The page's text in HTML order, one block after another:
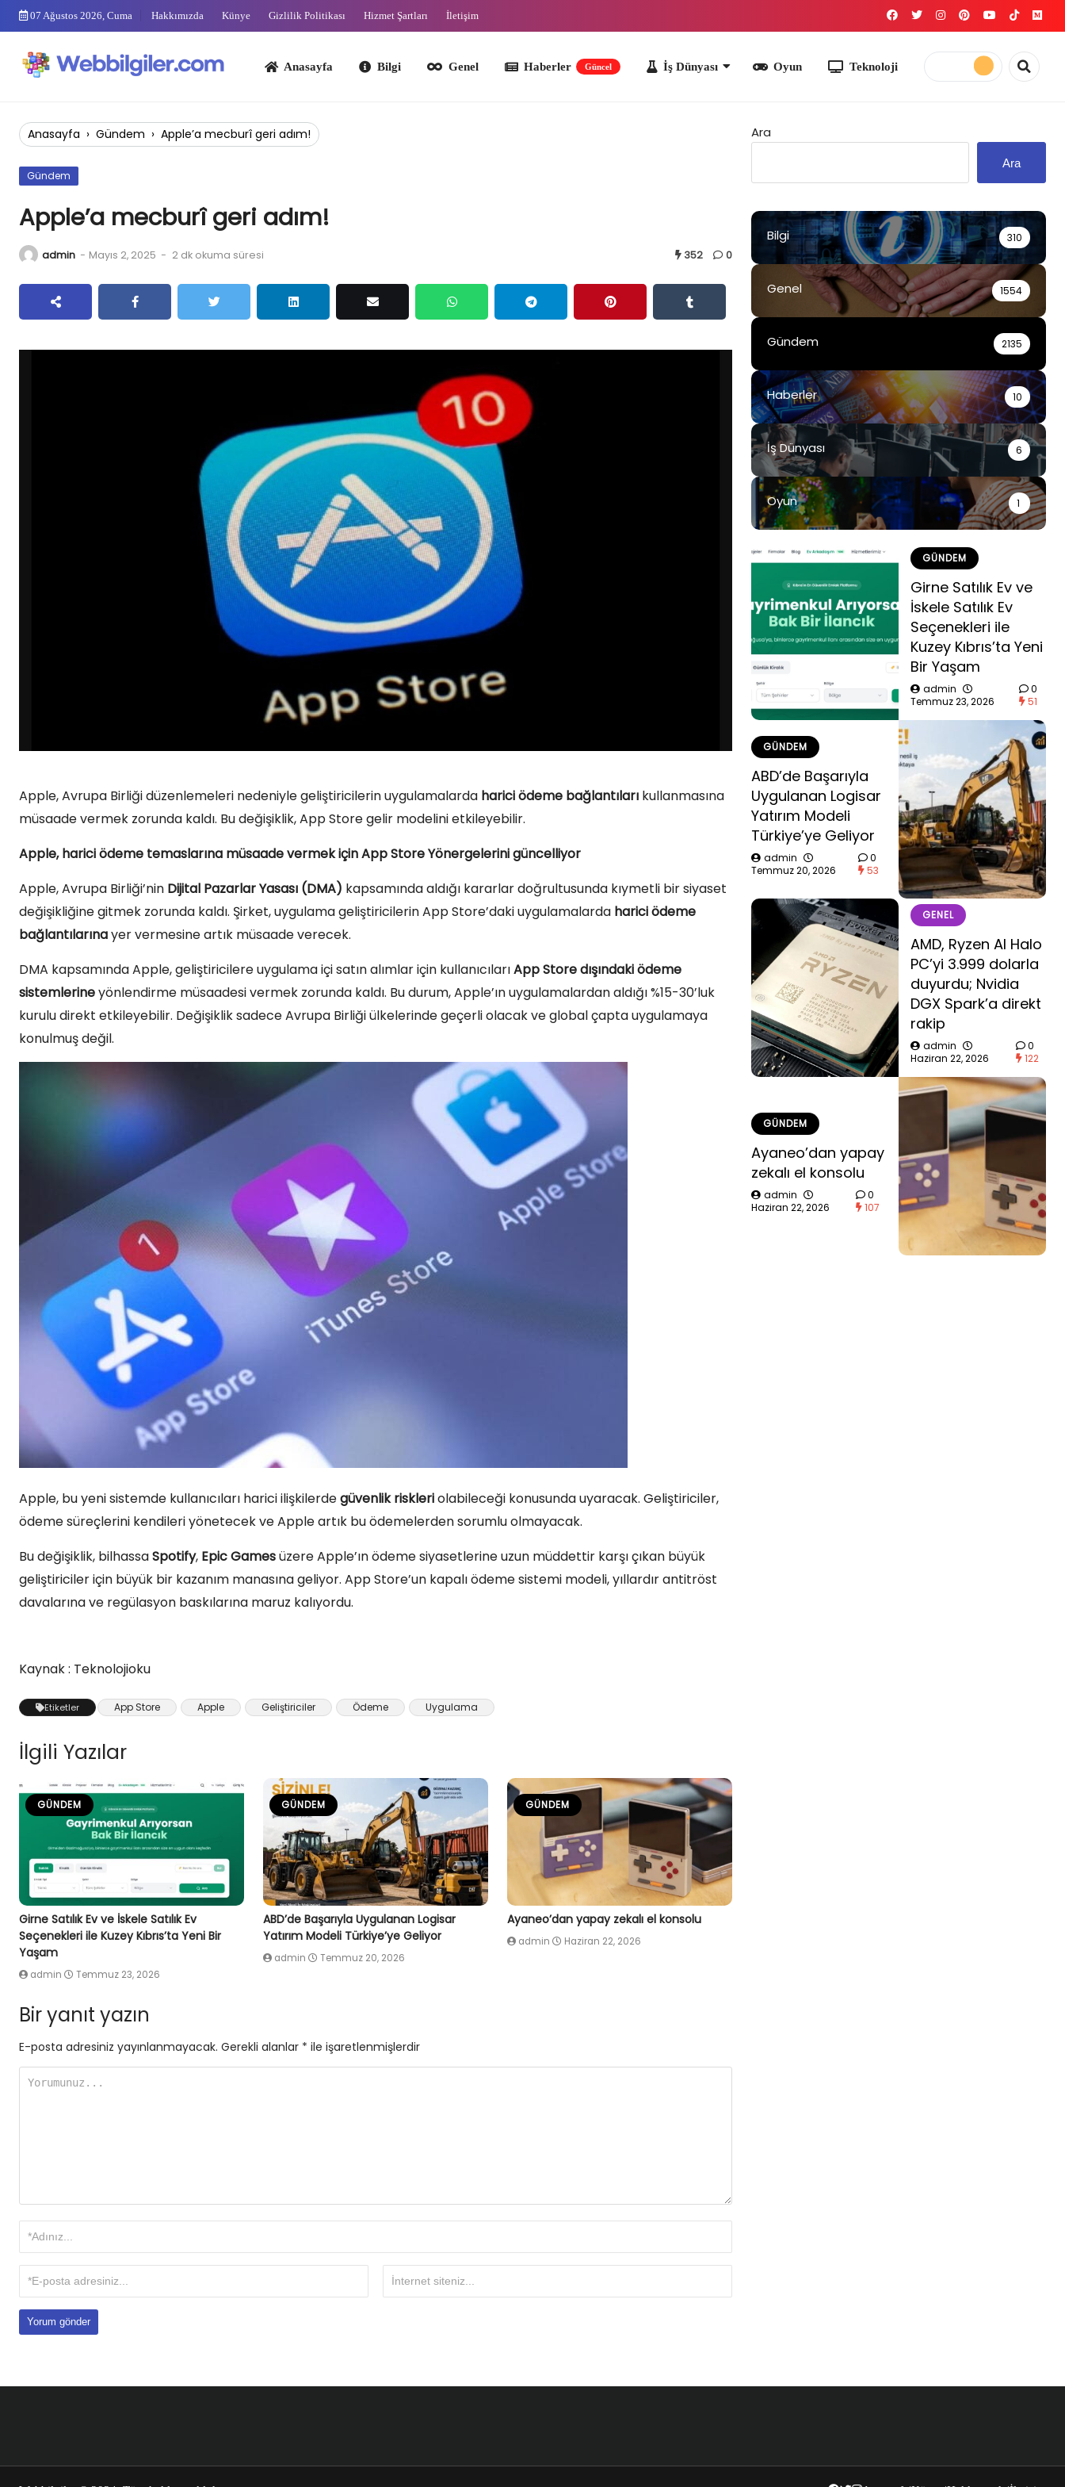
Skip
07 Ağustos 2026, Cuma Hakkımızda Künye Gizlilik Politikası Hizmet Şartları İletişim
Anasayfa Bilgi Genel Haberler İş Dünyası Teknoloji
Anasayfa › Gündem › Apple’a mecburî geri adım!
Gündem
Apple’a mecburî geri adım!
admin - Mayıs 2, 2025 - 2 dk okuma süresi 352 0
Apple, Avrupa Birliği düzenlemeleri nedeniyle geliştiricilerin uygulamalarda harici ödeme bağlantıları kullanmasına
müsaade vermek zorunda kaldı. Bu değişiklik, App Store gelir modelini etkileyebilir.
Apple, harici ödeme temaslarına müsaade vermek için App Store Yönergelerini güncelliyor
Apple, Avrupa Birliği’nin Dijital Pazarlar Yasası (DMA) kapsamında aldığı kararlar doğrultusunda kıymetli bir siyaset
değişikliğine gitmek zorunda kaldı. Şirket, uygulama geliştiricilerin App Store’daki uygulamalarda harici ödeme
bağlantılarınayer vermesine artık müsaade verecek.
DMA kapsamında Apple, geliştiricilere uygulama içi satın alımlar için kullanıcılarıApp Store dışındaki ödeme
sistemlerineyönlendirme müsaadesi vermek zorunda kaldı. Bu durum, Apple’ın uygulamalardan aldığı %15-30’luk
kurulu direkt etkileyebilir. Değişiklik sadece Avrupa Birliği ülkelerinde geçerli olacak ve global çapta uygulamaya
konulmuş değil.
Apple, bu yeni sistemde kullanıcıları harici ilişkilerdegüvenlik riskleriolabileceği konusunda uyaracak. Geliştiriciler,
ödeme süreçlerini kendileri yönetecek ve Apple artık bu ödemelerden sorumlu olmayacak.
Bu değişiklik, bilhassaSpotify, Epic Gamesüzere Apple’ın ödeme siyasetlerine uzun müddettir karşı çıkan büyük
geliştiriciler için büyük bir kazanım manasına geliyor. App Store’un kapalı ödeme sistemi modeli, yıllardır antitröst
davalarına ve regülasyon baskılarına maruz kalıyordu.
Kaynak : Teknolojioku
Etiketler App Store Apple Geliştiriciler Ödeme Uygulama
İlgili Yazılar
GÜNDEM
Girne Satılık Ev ve İskele Satılık Ev
Seçenekleri ile Kuzey Kıbrıs’ta Yeni Bir
Yaşam
admin Temmuz 23, 2026
GÜNDEM
ABD’de Başarıyla Uygulanan Logisar
Yatırım Modeli Türkiye’ye Geliyor
admin Temmuz 20, 2026
GÜNDEM
Ayaneo’dan yapay zekalı el konsolu
admin Haziran 22, 2026
Bir yanıt yazın
E-posta adresiniz yayınlanmayacak. Gerekli alanlar * ile işaretlenmişlerdir
Ara
Ara
Bilgi 310
Genel 1554
Gündem 2135
Haberler 10
İş Dünyası 6
Oyun 1
GÜNDEM
Girne Satılık Ev ve
İskele Satılık Ev
Seçenekleri ile
Kuzey Kıbrıs’ta Yeni
Bir Yaşam
admin
Temmuz 23, 2026
0
51
GÜNDEM
ABD’de Başarıyla
Uygulanan Logisar
Yatırım Modeli
Türkiye’ye Geliyor
admin
Temmuz 20, 2026
0
53
GENEL
AMD, Ryzen AI Halo
PC’yi 3.999 dolarla
duyurdu; Nvidia
DGX Spark’a direkt
rakip
admin
Haziran 22, 2026
0
122
GÜNDEM
Ayaneo’dan yapay
zekalı el konsolu
admin
Haziran 22, 2026
0
107